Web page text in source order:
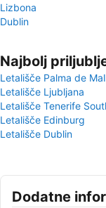
Lizbona
Dublin
Najbolj
Letališče Palma de
Letališče Ljubljana
Letališče Tenerife
Letališče Edinburg
Letališče Dublin
Dodatne